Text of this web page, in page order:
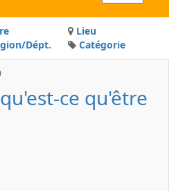
Lieu
Dépt. Catégorie
ce qu'être